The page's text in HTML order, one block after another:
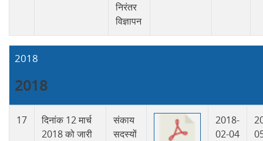
निरंतर
विज्ञापन
2018
2018
17
दिनांक 12 मार्च
2018 को जारी
संकाय
सदस्यों
2018-
02-04